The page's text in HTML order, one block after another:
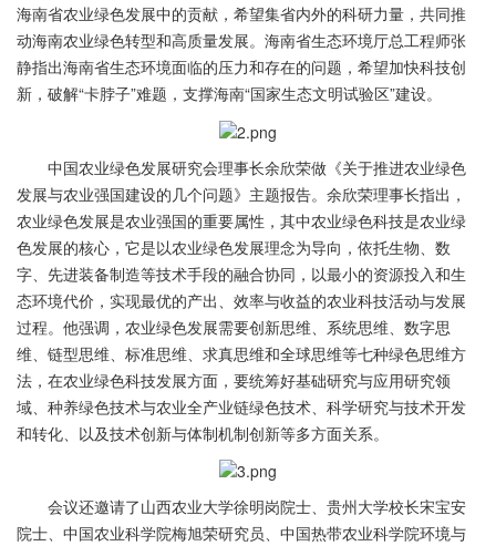
海南省农业绿色发展中的贡献，希望集省内外的科研力量，共同推
动海南农业绿色转型和高质量发展。海南省生态环境厅总工程师张
静指出海南省生态环境面临的压力和存在的问题，希望加快科技创
新，破解“卡脖子”难题，支撑海南“国家生态文明试验区”建设。
中国农业绿色发展研究会理事长余欣荣做《关于推进农业绿色
发展与农业强国建设的几个问题》主题报告。余欣荣理事长指出，
农业绿色发展是农业强国的重要属性，其中农业绿色科技是农业绿
色发展的核心，它是以农业绿色发展理念为导向，依托生物、数
字、先进装备制造等技术手段的融合协同，以最小的资源投入和生
态环境代价，实现最优的产出、效率与收益的农业科技活动与发展
过程。他强调，农业绿色发展需要创新思维、系统思维、数字思
维、链型思维、标准思维、求真思维和全球思维等七种绿色思维方
法，在农业绿色科技发展方面，要统筹好基础研究与应用研究领
域、种养绿色技术与农业全产业链绿色技术、科学研究与技术开发
和转化、以及技术创新与体制机制创新等多方面关系。
会议还邀请了山西农业大学徐明岗院士、贵州大学校长宋宝安
院士、中国农业科学院梅旭荣研究员、中国热带农业科学院环境与